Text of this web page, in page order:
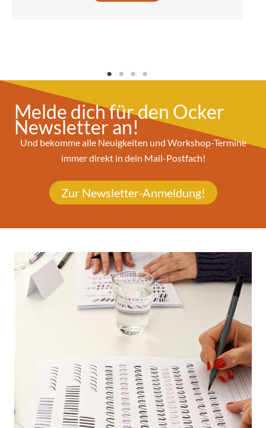
Melde dich für den Ocker
Newsletter an!
Und bekomme alle Neuigkeiten und Workshop-Termine
immer direkt in dein Mail-Postfach!
Zur Newsletter-Anmeldung!